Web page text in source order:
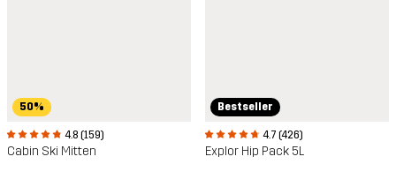
50%
4.8 (159)
Cabin Ski Mitten
Bestseller
4.7 (426)
Explor Hip Pack 5L